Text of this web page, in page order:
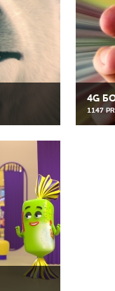
4G
1147